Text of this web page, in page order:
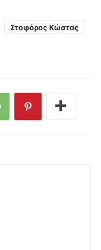
Στοφόρος Κώστας